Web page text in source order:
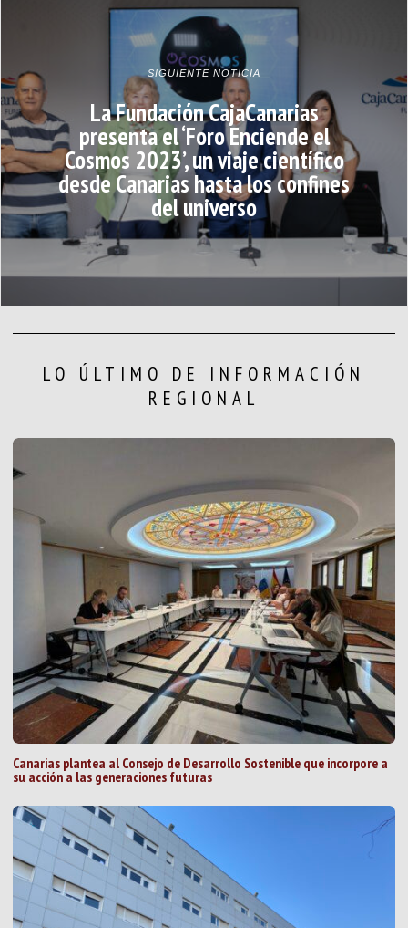
SIGUIENTE NOTICIA
La Fundación CajaCanarias
presenta el ‘Foro Enciende el
Cosmos 2023’, un viaje científico
desde Canarias hasta los confines
del universo
LO ÚLTIMO DE INFORMACIÓN
REGIONAL
Canarias plantea al Consejo de Desarrollo Sostenible que incorpore a
su acción a las generaciones futuras